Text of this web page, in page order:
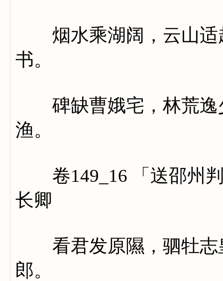
烟水乘湖阔，云山适
书。
碑缺曹娥宅，林荒逸
渔。
卷149_16 「送邵州判
长卿
看君发原隰，驷牡志
郎。